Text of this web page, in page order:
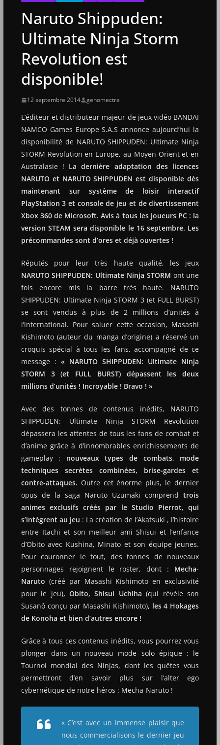
Naruto Shippuden:
Ultimate Ninja Storm
Revolution est
disponible!
12 septembre 2014 genomectra
L’éditeur et distributeur majeur de jeux vidéo BANDAI
NAMCO Games Europe S.A.S annonce aujourd’hui la
disponibilité de NARUTO SHIPPUDEN: Ultimate Ninja
STORM Revolution en Europe, au Moyen-Orient et en
Australasie ! La dernière adaptation des licences
NARUTO et NARUTO SHIPPUDEN est disponible dès
maintenant sur système de loisir interactif
PlayStation 3 et console de jeu et de divertissement
Xbox 360 de Microsoft. Avis à tous les joueurs PC : la
version STEAM sera disponible le 16 septembre. Les
précommandes sont d’ores et déjà ouvertes !
Réputés pour leur très haute qualité, les jeux
NARUTO SHIPPUDEN: Ultimate Ninja STORM ont une
fois encore mis la barre très haute. NARUTO
SHIPPUDEN: Ultimate Ninja STORM 3 (et FULL BURST)
se sont vendus à plus de 2 millions d’unités à
l’international. Pour saluer cette occasion, Masashi
Kishimoto (auteur du manga d’origine) a réservé un
croquis spécial à tous les fans, accompagné de ce
message : « NARUTO SHIPPUDEN: Ultimate Ninja
STORM 3 (et FULL BURST) dépassent les deux
millions d’unités ! Incroyable ! Bravo ! »
Avec des tonnes de contenus inédits, NARUTO
SHIPPUDEN: Ultimate Ninja STORM Revolution
dépassera les attentes de tous les fans de combat et
d’anime grâce à d’innombrables enrichissements de
gameplay : nouveaux types de combats, mode
techniques secrètes combinées, brise-gardes et
contre-attaques. Outre cet énorme plus, le dernier
opus de la saga Naruto Uzumaki comprendtrois
animes exclusifs créés par le Studio Pierrot, qui
s’intègrent au jeu : La création de l’Akatsuki , l’histoire
entre Itachi et son meilleur ami Shisui et l’enfance
d’Obito avec Kushina, Minato et son équipe jeunes.
Pour couronner le tout, des tonnes de nouveaux
personnages rejoignent le roster, dont : Mecha-
Naruto (créé par Masashi Kishimoto en exclusivité
pour le jeu), Obito, Shisui Uchiha(qui révèle son
Susanô conçu par Masashi Kishimoto), les 4 Hokages
de Konoha et bien d’autres encore !
Grâce à tous ces contenus inédits, vous pourrez vous
plonger dans un nouveau mode solo épique : le
Tournoi mondial des Ninjas, dont les quêtes vous
permettront d’en savoir plus sur l’alter ego
cybernétique de notre héros : Mecha-Naruto !
« C’est avec un immense plaisir que
nous commercialisons le dernier jeu